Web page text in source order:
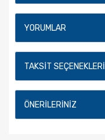
YORUMLAR
TAKSIT SEÇENEKLERI
ÖNERILERINIZ